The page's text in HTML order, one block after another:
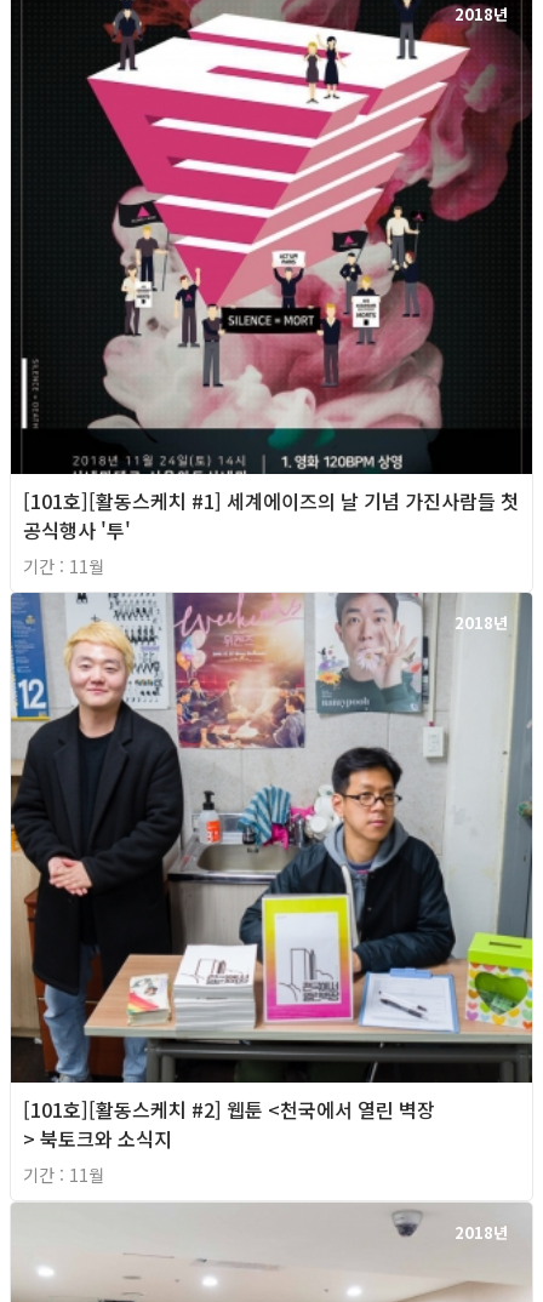
2018년
[101호][활동스케치 #1] 세계에이즈의 날 기념 가진사람들 첫
공식행사 '투'
기간 : 11월
2018년
[101호][활동스케치 #2] 웹툰 <천국에서 열린 벽장
> 북토크와 소식지
기간 : 11월
2018년